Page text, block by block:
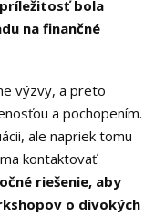
bola
na finančné
výzvy, a preto
a pochopením.
ale napriek tomu
kontaktovať.
riešenie, aby
o divokých